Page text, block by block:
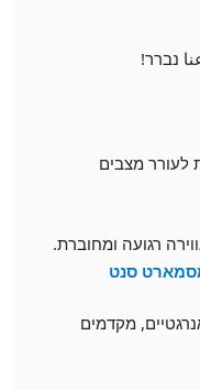
נברר!
לעורר מצבים
רגועה ומחוברת.
סנט
מקדמים